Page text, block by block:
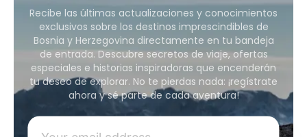
Recibe las últimas actualizaciones y conocimientos
exclusivos sobre los destinos imprescindibles de
Bosnia y Herzegovina directamente en tu bandeja
de entrada. Descubre secretos de viaje, ofertas
especiales e historias inspiradoras que encenderán
tu deseo de explorar. No te pierdas nada: ¡regístrate
ahora y sé parte de cada aventura!